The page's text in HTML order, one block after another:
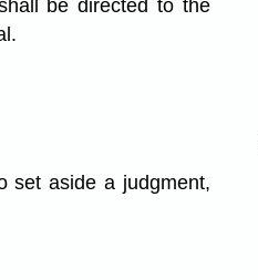
be directed to the
set aside a judgment,